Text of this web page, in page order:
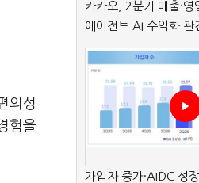
의성
험을
카카오, 2분기 매출·
에이전트 AI 수익화 관
가입자 증가·AIDC 성